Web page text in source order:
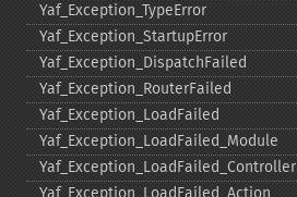
Yaf_​Exception_​TypeError
Yaf_​Exception_​StartupError
Yaf_​Exception_​DispatchFailed
Yaf_​Exception_​RouterFailed
Yaf_​Exception_​LoadFailed
Yaf_​Exception_​LoadFailed_​Module
Yaf_​Exception_​LoadFailed_​Controller
Yaf_​Exception_​LoadFailed_​Action